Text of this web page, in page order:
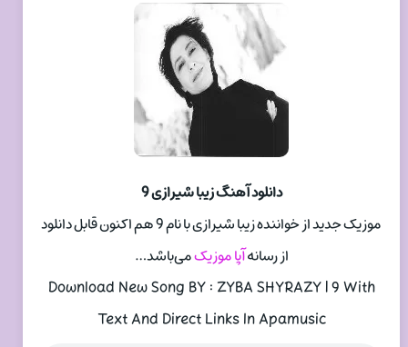
دانلود آهنگ زیبا شیرازی 9
موزیک جدید از خواننده زیبا شیرازی با نام 9 هم اکنون قابل دانلود
از رسانهآپا موزیکمی‌باشد…
Download New Song BY : ZYBA SHYRAZY | 9 With
Text And Direct Links In Apamusic